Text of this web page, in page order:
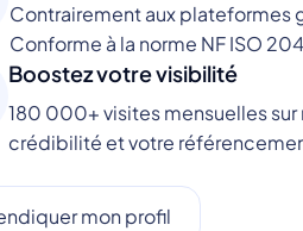
Contrairement aux plateformes
Conforme à la norme NF ISO
Boostez votre visibilité
180 000+ visites mensuelles
crédibilité et votre
mon profil